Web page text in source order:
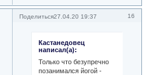
Поделиться 16
27.04.20 19:37
Кастанедовец
написал(а):
Только что безупречно
позанимался йогой -